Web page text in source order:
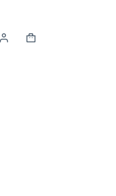
Carrito